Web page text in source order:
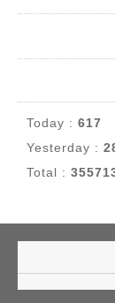
Today : 617
Yesterday :
Total :